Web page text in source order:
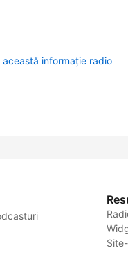
informație radio